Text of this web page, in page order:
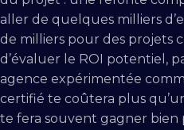
aller de quelques milliers
de milliers pour des projets
d’évaluer le ROI potentiel,
agence expérimentée
certifié te coûtera plus
te fera souvent gagner